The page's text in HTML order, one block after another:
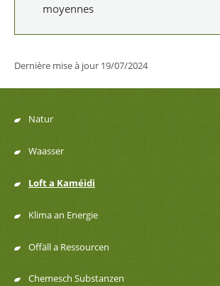
moyennes
Dernière mise à jour 19/07/2024
Menu
de
navigation
Natur
Waasser
Loft a Kaméidi
Klima an Energie
Offäll a Ressourcen
Chemesch Substanzen